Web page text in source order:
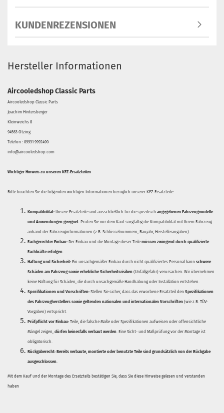
KUNDENREZENSIONEN
Hersteller Informationen
Aircooledshop Classic Parts
Aircooledshop Classic Parts
Joachim Hintersberger
Kleinweichs 8
94563 Otzing
Telefon : 09931 9992490
info@aircooledshop.com
Wichtiger Hinweis zu unseren KFZ-Ersatzteilen
Bitte beachten Sie die folgenden wichtigen Informationen bezüglich unserer KFZ-Ersatzteile:
Kompatibilität: Unsere Ersatzteile sind ausschließlich für die spezifisch angegebenen Fahrzeugmodelle
und Anwendungen geeignet. Prüfen Sie vor dem Kauf sorgfältig die Kompatibilität mit Ihrem Fahrzeug
anhand der Fahrzeuginformationen (z.B. Schlüsselnummern, Baujahr, Herstellerangaben).
Fachgerechter Einbau: Der Einbau und die Montage dieser Teile müssen zwingend durch qualifizierte
Fachkräfte erfolgen.
Haftung und Sicherheit: Ein unsachgemäßer Einbau durch nicht qualifiziertes Personal kann schwere
Schäden am Fahrzeug sowie erhebliche Sicherheitsrisiken (Unfallgefahr) verursachen. Wir übernehmen
keine Haftung für Schäden, die durch unsachgemäße Handhabung oder Installation entstehen.
Spezifikationen und Vorschriften: Stellen Sie sicher, dass das erworbene Ersatzteil den Spezifikationen
des Fahrzeugherstellers sowie geltenden nationalen und internationalen Vorschriften (wie z.B. TÜV-
Vorgaben) entspricht.
Prüfpflicht vor Einbau: Teile, die falsche Maße oder Spezifikationen aufweisen oder offensichtliche
Mängel zeigen, dürfen keinesfalls verbaut werden. Eine Sicht- und Maßprüfung vor der Montage ist
obligatorisch.
Rückgaberecht: Bereits verbaute, montierte oder benutzte Teile sind grundsätzlich von der Rückgabe
ausgeschlossen.
Mit dem Kauf und der Montage des Ersatzteils bestätigen Sie, dass Sie diese Hinweise gelesen und verstanden
haben